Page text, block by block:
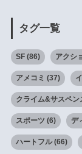
タグ一覧
SF(86) アクシ
アメコミ (37)
クライム&サスペン
スポーツ (6) デ
ハートフル(66)